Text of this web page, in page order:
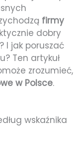
firmy
dobry
I jak poruszać
Ten artykuł
zrozumieć,
w Polsce.
wskaźnika